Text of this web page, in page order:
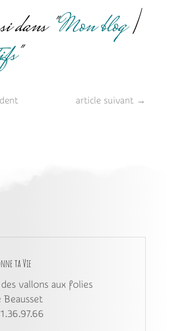
dans "Mon blog|
"
article suivant →
ta Vie
vallons aux folies
Beausset